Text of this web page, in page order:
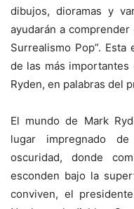
dibujos, dioramas y
ayudarán a
Surrealismo Pop”.
de las más
Ryden, en palabras del
El mundo de Mark
lugar impregnado
oscuridad, donde
esconden bajo la
conviven, el